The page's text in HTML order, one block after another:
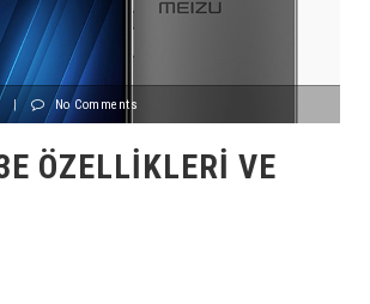
| No Comments
ÖZELLIKLERI VE